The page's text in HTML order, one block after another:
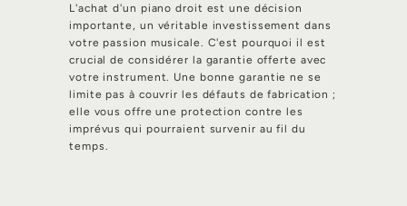
L'achat d'un piano droit est une décision
importante, un véritable investissement dans
votre passion musicale. C'est pourquoi il est
crucial de considérer la garantie offerte avec
votre instrument. Une bonne garantie ne se
limite pas à couvrir les défauts de fabrication ;
elle vous offre une protection contre les
imprévus qui pourraient survenir au fil du
temps.